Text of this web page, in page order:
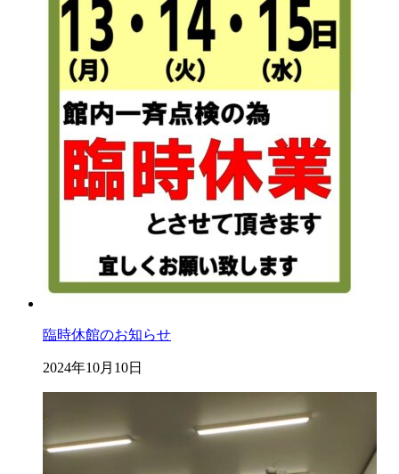
臨時休館のお知らせ
2024年10月10日